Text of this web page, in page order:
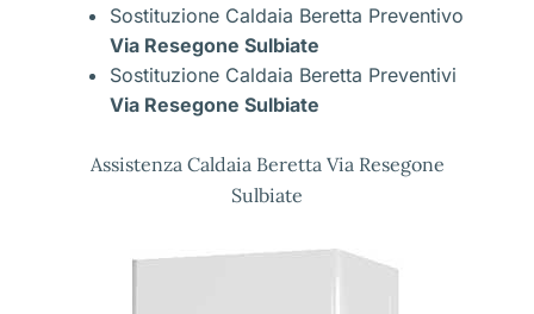
Sostituzione Caldaia Beretta Preventivo
Via Resegone Sulbiate
Sostituzione Caldaia Beretta Preventivi
Via Resegone Sulbiate
Assistenza Caldaia Beretta Via Resegone
Sulbiate